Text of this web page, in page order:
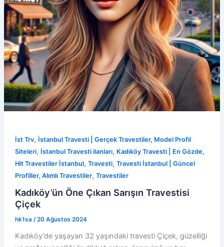
İst Trv, İstanbul Travesti | Gerçek Travestiler, Model Profil
Siteleri, İstanbul Travesti ilanları, Kadıköy Travesti | En Gözde,
Hit Travestiler İstanbul, Travesti, Travesti İstanbul | Güncel
Profiller, Alımlı Travestiler, Travestiler
Kadıköy’ün Öne Çıkan Sarışın Travestisi
Çiçek
hk1sa /20 Ağustos 2024
Kadıköy’de yaşayan 32 yaşındaki travesti Çiçek, güzelliği